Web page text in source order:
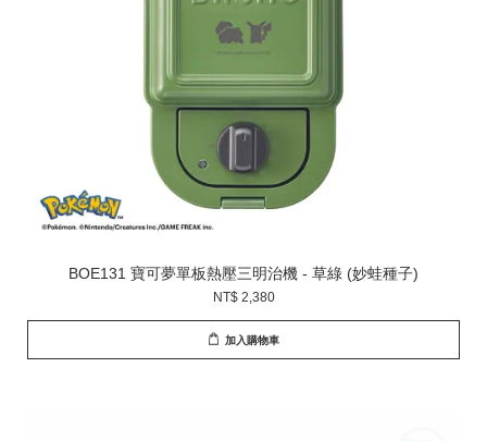
BOE131 寶可夢單板熱壓三明治機 - 草綠 (妙蛙種子)
NT$ 2,380
加入購物車